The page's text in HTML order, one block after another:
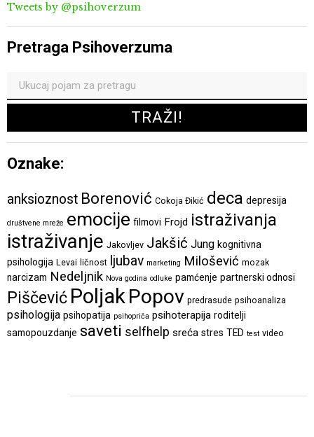
Tweets by @psihoverzum
Pretraga Psihoverzuma
Oznake:
anksioznost Borenović Cokoja Đikić deca depresija
društvene mreže emocije filmovi Frojd istraživanja
istraživanje Jakovljev Jakšić Jung kognitivna
psihologija Levai ličnost ljubav marketing Milošević mozak
narcizam Nedeljnik Nova godina odluke pamćenje partnerski odnosi
Piščević PoljakPopov predrasude psihoanaliza
psihologija psihopatija psihopriča psihoterapija roditelji
samopouzdanje saveti selfhelp sreća stres TED test video